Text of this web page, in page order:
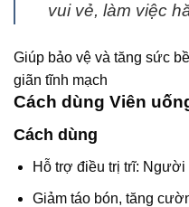
vui vẻ, làm việc
Giúp bảo vệ và tăng sức
giãn tĩnh mạch
Cách dùng Viên
Cách dùng
Hỗ trợ điều trị trĩ:
Giảm táo bón, tăng